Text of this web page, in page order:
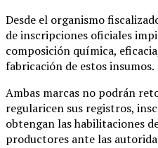
Desde el organismo
de inscripciones oficiales
composición química,
fabricación de estos insumos.
Ambas marcas no podrán
regularicen sus registros,
obtengan las habilitaciones
productores ante las